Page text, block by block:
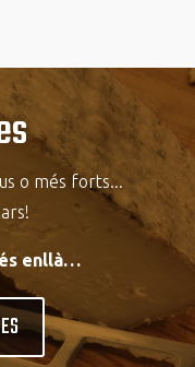
o més forts...
enllà…